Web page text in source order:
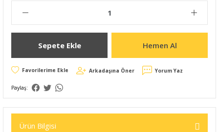
Sepete Ekle Hemen Al
Arkadaşına Öner Yorum Yaz
Paylaş:
Ürün Bilgisi